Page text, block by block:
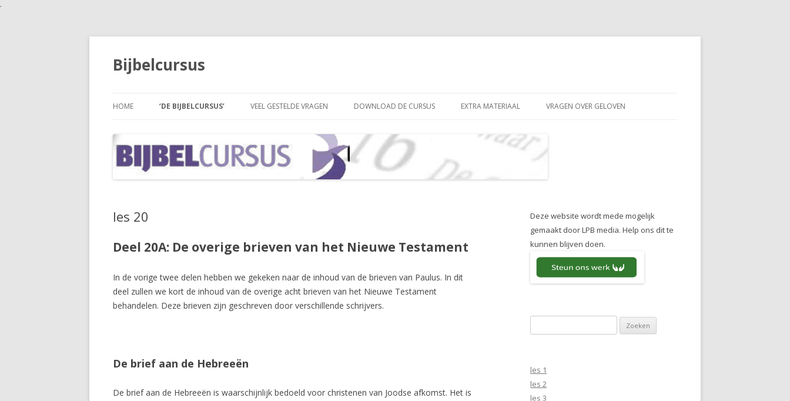
.
Bijbelcursus
HOME ‘DE BIJBELCURSUS’ VEEL GESTELDE VRAGEN DOWNLOAD DE CURSUS EXTRA MATERIAAL VRAGEN OVER GELOVEN
les 20
Deel 20A: De overige brieven van het Nieuwe Testament
In de vorige twee delen hebben we gekeken naar de inhoud van de brieven van Paulus. In dit
deel zullen we kort de inhoud van de overige acht brieven van het Nieuwe Testament
behandelen. Deze brieven zijn geschreven door verschillende schrijvers.
De brief aan de Hebreeën
De brief aan de Hebreeën is waarschijnlijk bedoeld voor christenen van Joodse afkomst. Het is
Deze website wordt mede mogelijk
gemaakt door LPB media. Help ons dit te
kunnen blijven doen.
les 1
les 2
les 3